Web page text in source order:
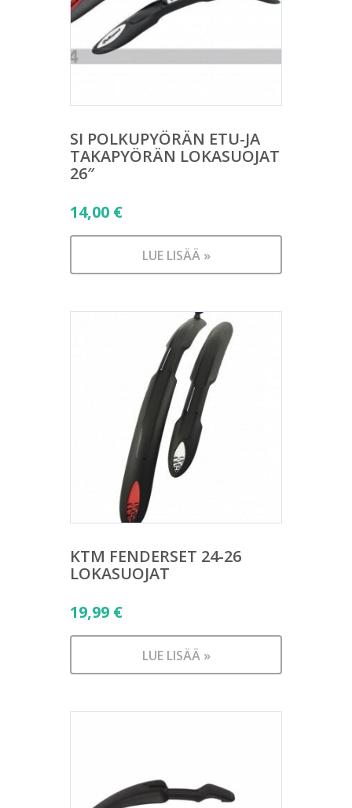
SI POLKUPYÖRÄN ETU-JA
TAKAPYÖRÄN LOKASUOJAT
26″
14,00 €
LUE LISÄÄ »
KTM FENDERSET 24-26
LOKASUOJAT
19,99 €
LUE LISÄÄ »